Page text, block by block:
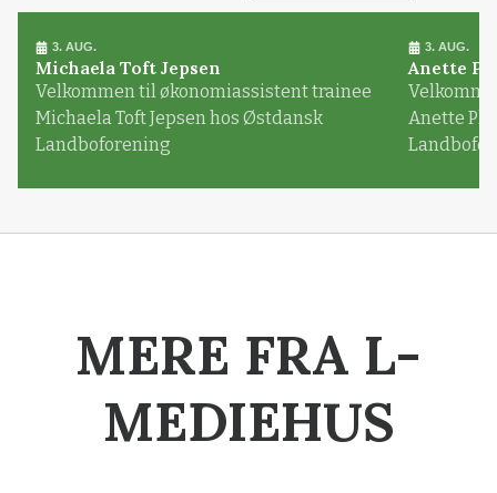
3. AUG.
Michaela Toft Jepsen
Velkommen til økonomiassistent trainee
Michaela Toft Jepsen hos Østdansk
Landboforening
3. AUG.
Anette
Anette
MERE FRA L-
MEDIEHUS